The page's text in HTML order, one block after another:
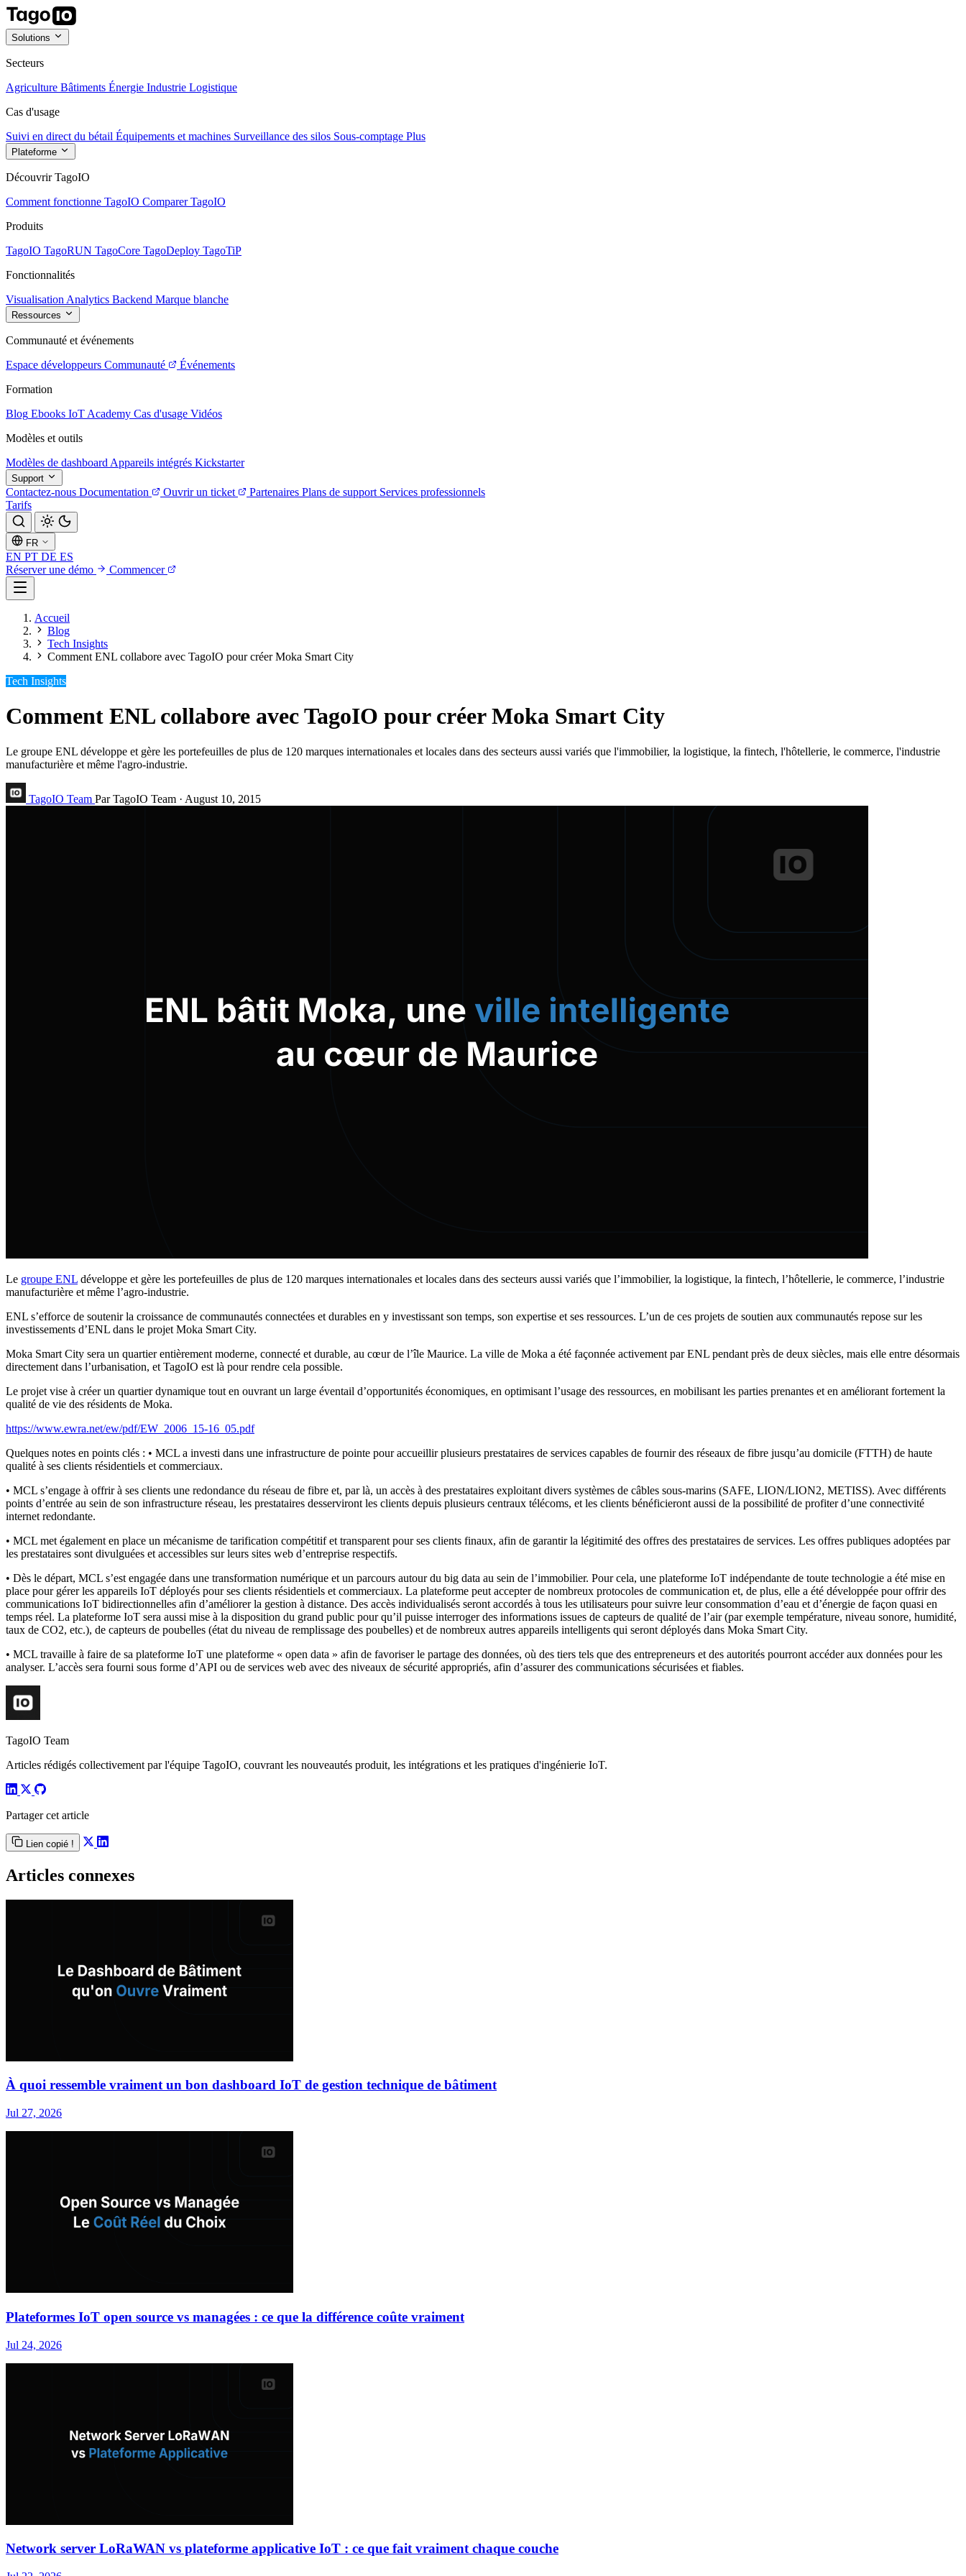
Solutions
Secteurs
Agriculture Bâtiments Énergie Industrie Logistique
Cas d'usage
Suivi en direct du bétail Équipements et machines Surveillance des silos Sous-comptage Plus
Plateforme
Découvrir TagoIO
Comment fonctionne TagoIO Comparer TagoIO
Produits
TagoIO TagoRUN TagoCore TagoDeploy TagoTiP
Fonctionnalités
Visualisation Analytics Backend Marque blanche
Ressources
Communauté et événements
Espace développeurs Communauté
Événements
Formation
Blog Ebooks IoT Academy Cas d'usage Vidéos
Modèles et outils
Modèles de dashboard Appareils intégrés Kickstarter
Support
Contactez-nous Documentation Ouvrir un ticket Partenaires Plans de support Services professionnels
Tarifs
FR
EN PT DE ES
Réserver une démo
Commencer
Accueil
Blog
Tech Insights
Comment ENL collabore avec TagoIO pour créer Moka Smart City
Tech Insights
Comment ENL collabore avec TagoIO pour créer Moka Smart City
Le groupe ENL développe et gère les portefeuilles de plus de 120 marques internationales et locales dans des secteurs aussi variés que l'immobilier, la logistique, la fintech, l'hôtellerie, le commerce, l'industrie
manufacturière et même l'agro-industrie.
TagoIO Team Par TagoIO Team · August 10, 2015
Le groupe ENL développe et gère les portefeuilles de plus de 120 marques internationales et locales dans des secteurs aussi variés que l’immobilier, la logistique, la fintech, l’hôtellerie, le commerce, l’industrie
manufacturière et même l’agro-industrie.
ENL s’efforce de soutenir la croissance de communautés connectées et durables en y investissant son temps, son expertise et ses ressources. L’un de ces projets de soutien aux communautés repose sur les
investissements d’ENL dans le projet Moka Smart City.
Moka Smart City sera un quartier entièrement moderne, connecté et durable, au cœur de l’île Maurice. La ville de Moka a été façonnée activement par ENL pendant près de deux siècles, mais elle entre désormais
directement dans l’urbanisation, et TagoIO est là pour rendre cela possible.
Le projet vise à créer un quartier dynamique tout en ouvrant un large éventail d’opportunités économiques, en optimisant l’usage des ressources, en mobilisant les parties prenantes et en améliorant fortement la
qualité de vie des résidents de Moka.
https://www.ewra.net/ew/pdf/EW_2006_15-16_05.pdf
Quelques notes en points clés : • MCL a investi dans une infrastructure de pointe pour accueillir plusieurs prestataires de services capables de fournir des réseaux de fibre jusqu’au domicile (FTTH) de haute
qualité à ses clients résidentiels et commerciaux.
• MCL s’engage à offrir à ses clients une redondance du réseau de fibre et, par là, un accès à des prestataires exploitant divers systèmes de câbles sous-marins (SAFE, LION/LION2, METISS). Avec différents
points d’entrée au sein de son infrastructure réseau, les prestataires desserviront les clients depuis plusieurs centraux télécoms, et les clients bénéficieront aussi de la possibilité de profiter d’une connectivité
internet redondante.
• MCL met également en place un mécanisme de tarification compétitif et transparent pour ses clients finaux, afin de garantir la légitimité des offres des prestataires de services. Les offres publiques adoptées par
les prestataires sont divulguées et accessibles sur leurs sites web d’entreprise respectifs.
• Dès le départ, MCL s’est engagée dans une transformation numérique et un parcours autour du big data au sein de l’immobilier. Pour cela, une plateforme IoT indépendante de toute technologie a été mise en
place pour gérer les appareils IoT déployés pour ses clients résidentiels et commerciaux. La plateforme peut accepter de nombreux protocoles de communication et, de plus, elle a été développée pour offrir des
communications IoT bidirectionnelles afin d’améliorer la gestion à distance. Des accès individualisés seront accordés à tous les utilisateurs pour suivre leur consommation d’eau et d’énergie de façon quasi en
temps réel. La plateforme IoT sera aussi mise à la disposition du grand public pour qu’il puisse interroger des informations issues de capteurs de qualité de l’air (par exemple température, niveau sonore, humidité,
taux de CO2, etc.), de capteurs de poubelles (état du niveau de remplissage des poubelles) et de nombreux autres appareils intelligents qui seront déployés dans Moka Smart City.
• MCL travaille à faire de sa plateforme IoT une plateforme « open data » afin de favoriser le partage des données, où des tiers tels que des entrepreneurs et des autorités pourront accéder aux données pour les
analyser. L’accès sera fourni sous forme d’API ou de services web avec des niveaux de sécurité appropriés, afin d’assurer des communications sécurisées et fiables.
TagoIO Team
Articles rédigés collectivement par l'équipe TagoIO, couvrant les nouveautés produit, les intégrations et les pratiques d'ingénierie IoT.
Partager cet article
Lien copié !
Articles connexes
À quoi ressemble vraiment un bon dashboard IoT de gestion technique de bâtiment
Jul 27, 2026
Plateformes IoT open source vs managées : ce que la différence coûte vraiment
Jul 24, 2026
Network server LoRaWAN vs plateforme applicative IoT : ce que fait vraiment chaque couche